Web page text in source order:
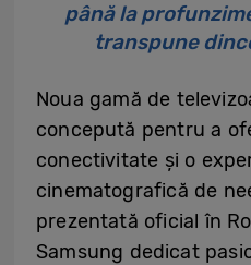
până la
transpune
Noua gamă de
concepută pentru a
conectivitate și o
cinematografică de
prezentată oficial în
Samsung dedicat